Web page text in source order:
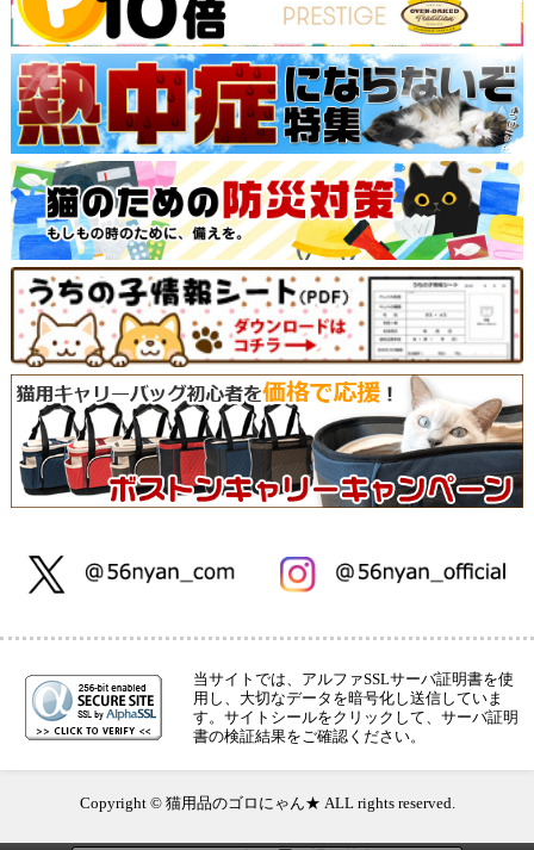
当サイトでは、アルファSSLサーバ証明書を使
用し、大切なデータを暗号化し送信していま
す。サイトシールをクリックして、サーバ証明
書の検証結果をご確認ください。
Copyright © 猫用品のゴロにゃん★ ALL rights reserved.